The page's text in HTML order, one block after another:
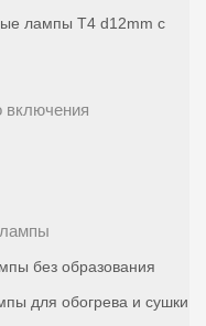
лампы Т4 d12mm с
включения
без образования
для обогрева и сушки